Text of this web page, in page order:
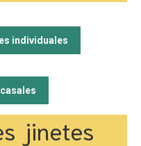
individuales
jinetes